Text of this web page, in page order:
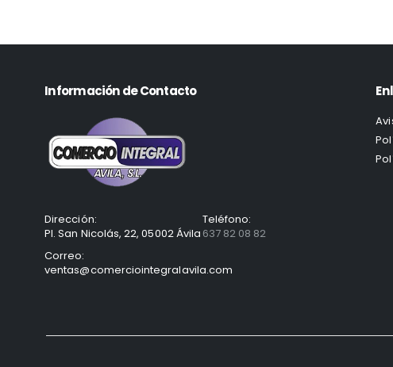
Información de Contacto
Dirección:
Pl. San Nicolás, 22, 05002 Ávila
Teléfono:
637 82 08 82
Correo:
ventas@comerciointegralavila.com